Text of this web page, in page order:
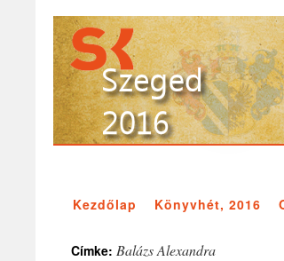
Kezdőlap Könyvhét, 2016
Címke: Balázs Alexandra